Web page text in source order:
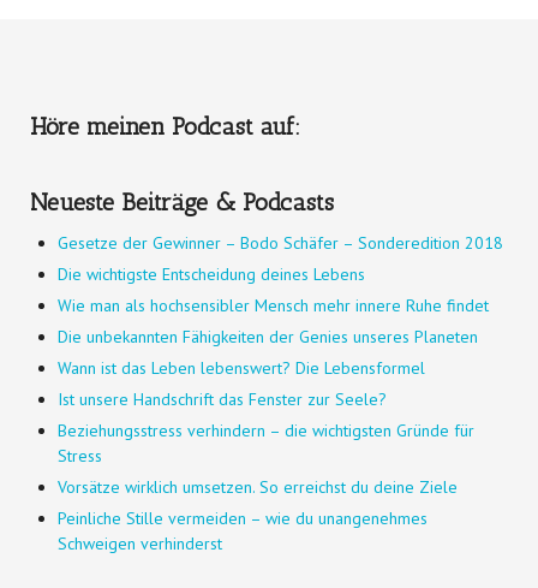
Höre meinen Podcast auf:
Neueste Beiträge & Podcasts
Gesetze der Gewinner – Bodo Schäfer – Sonderedition 2018
Die wichtigste Entscheidung deines Lebens
Wie man als hochsensibler Mensch mehr innere Ruhe findet
Die unbekannten Fähigkeiten der Genies unseres Planeten
Wann ist das Leben lebenswert? Die Lebensformel
Ist unsere Handschrift das Fenster zur Seele?
Beziehungsstress verhindern – die wichtigsten Gründe für
Stress
Vorsätze wirklich umsetzen. So erreichst du deine Ziele
Peinliche Stille vermeiden – wie du unangenehmes
Schweigen verhinderst